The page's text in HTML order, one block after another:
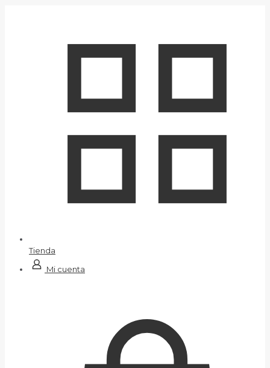
Tienda
Mi cuenta